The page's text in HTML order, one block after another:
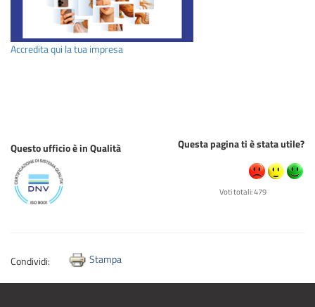
Accredita qui la tua impresa
Questa pagina ti è stata utile?
Voti totali: 479
Questo ufficio è in Qualità
Condividi: Stampa